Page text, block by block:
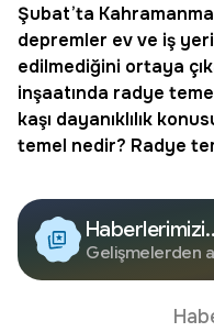
Şubat’ta
depremler ev ve iş
edilmediğini ortaya
inşaatında radye
kaşı dayanıklılık
temel nedir? Radye
Haberlerimizi
Google'da
Edin
Gelişmelerden